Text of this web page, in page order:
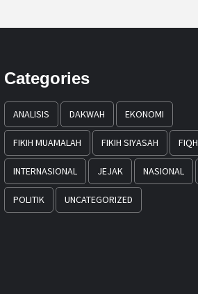
Categories
ANALISIS DAKWAH EKONOMI
FIKIH MUAMALAH FIKIH SIYASAH FIQH
INTERNASIONAL JEJAK NASIONAL
POLITIK UNCATEGORIZED